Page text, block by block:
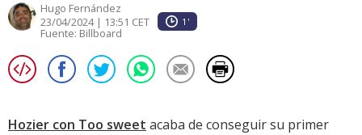
Hugo Fernández
23/04/2024 | 13:51 CET
1'
Fuente: Billboard
Hozier con Too sweet acaba de conseguir su primer